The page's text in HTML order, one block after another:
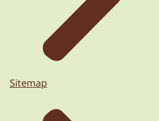
Sitemap